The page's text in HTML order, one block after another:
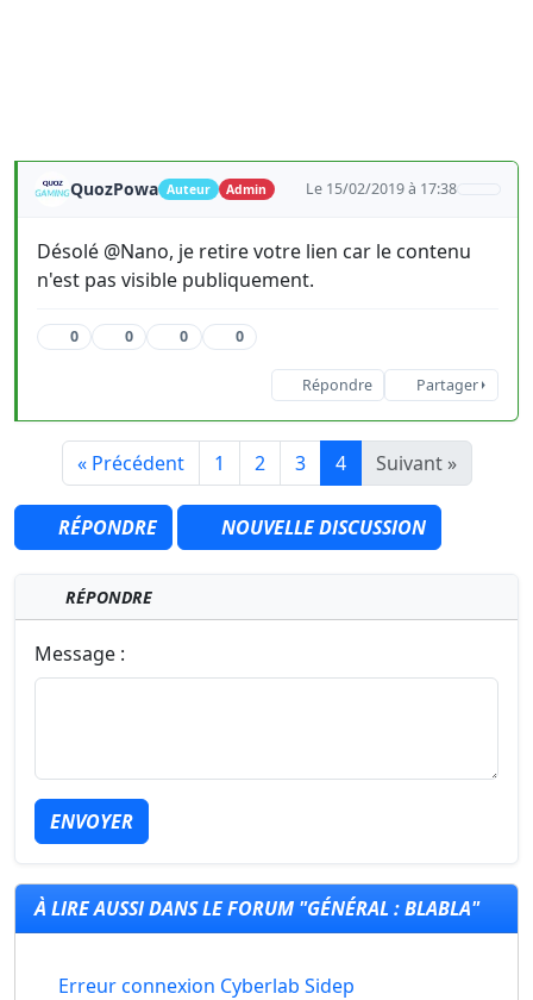
QuozPowa Auteur Admin Le 15/02/2019 à 17:38
Désolé @Nano, je retire votre lien car le contenu
n'est pas visible publiquement.
0 0 0 0
Répondre Partager
« Précédent 1 2 3 4 Suivant »
RÉPONDRE NOUVELLE DISCUSSION
RÉPONDRE
Message :
ENVOYER
À LIRE AUSSI DANS LE FORUM "GÉNÉRAL : BLABLA"
Erreur connexion Cyberlab Sidep